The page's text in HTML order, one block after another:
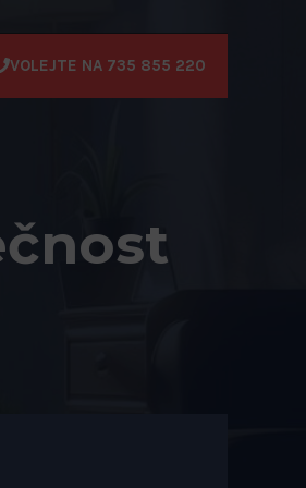
VOLEJTE NA 735 855 220